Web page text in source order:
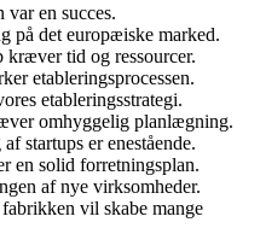
en succes.
på det europæiske marked.
kræver tid og ressourcer.
etableringsprocessen.
etableringsstrategi.
omhyggelig planlægning.
startups er enestående.
en solid forretningsplan.
af nye virksomheder.
vil skabe mange